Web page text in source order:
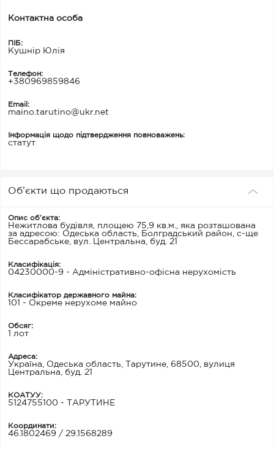
Контактна особа
ПІБ:
Кушнір Юлія
Телефон:
+380969859846
Email:
maino.tarutino@ukr.net
Інформація щодо підтвердження повноважень:
статут
Об’єкти що продаються
Опис об’єкта:
Нежитлова будівля, площею 75,9 кв.м., яка розташована
за адресою: Одеська область, Болградський район, с-ще
Бессарабське, вул. Центральна, буд. 21
Класифікація:
04230000-9 - Адміністративно-офісна нерухомість
Класифікатор державного майна:
101 - Окреме нерухоме майно
Обсяг:
1 лот
Адреса:
Україна, Одеська область, Тарутине, 68500, вулиця
Центральна, буд. 21
КОАТУУ:
5124755100 - ТАРУТИНЕ
Координати:
46.1802469 / 29.1568289